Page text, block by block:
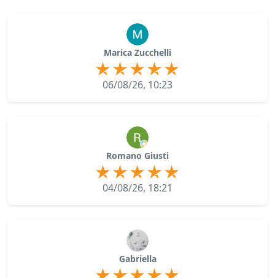
Marica Zucchelli
06/08/26, 10:23
Romano Giusti
04/08/26, 18:21
Gabriella